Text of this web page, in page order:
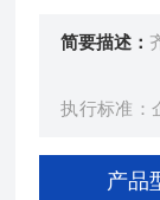
简要描述：
执行标准：
产品